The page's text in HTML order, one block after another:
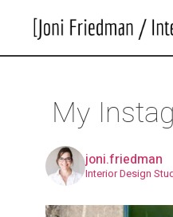
My
joni.friedman
Interior Design